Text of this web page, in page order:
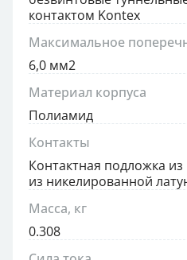
контактом Kontex
Максимальное
6,0 мм2
Материал корпуса
Полиамид
Контакты
Контактная подложка
из никелированной
Масса, кг
0.308